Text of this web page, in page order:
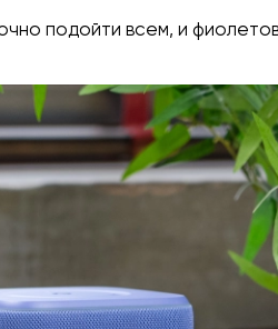
подойти всем, и